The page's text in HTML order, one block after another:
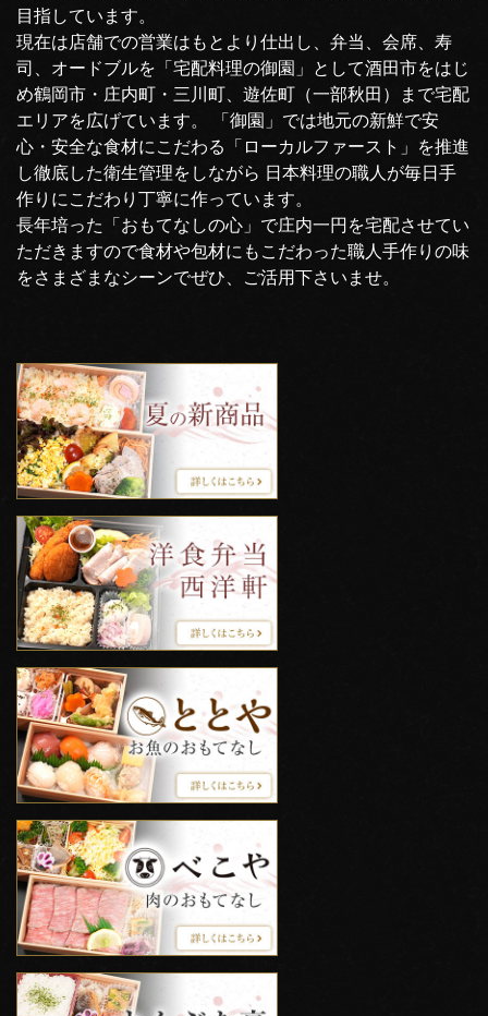
目指しています。
現在は店舗での営業はもとより仕出し、弁当、会席、寿
司、オードブルを「宅配料理の御園」として酒田市をはじ
め鶴岡市・庄内町・三川町、遊佐町（一部秋田）まで宅配
エリアを広げています。 「御園」では地元の新鮮で安
心・安全な食材にこだわる「ローカルファースト」を推進
し徹底した衛生管理をしながら 日本料理の職人が毎日手
作りにこだわり丁寧に作っています。
長年培った「おもてなしの心」で庄内一円を宅配させてい
ただきますので食材や包材にもこだわった職人手作りの味
をさまざまなシーンでぜひ、ご活用下さいませ。